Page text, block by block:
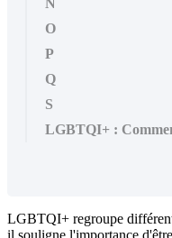
O
P
Q
S
LGBTQI+ :
LGBTQI+ regroupe
il souligne l'importance